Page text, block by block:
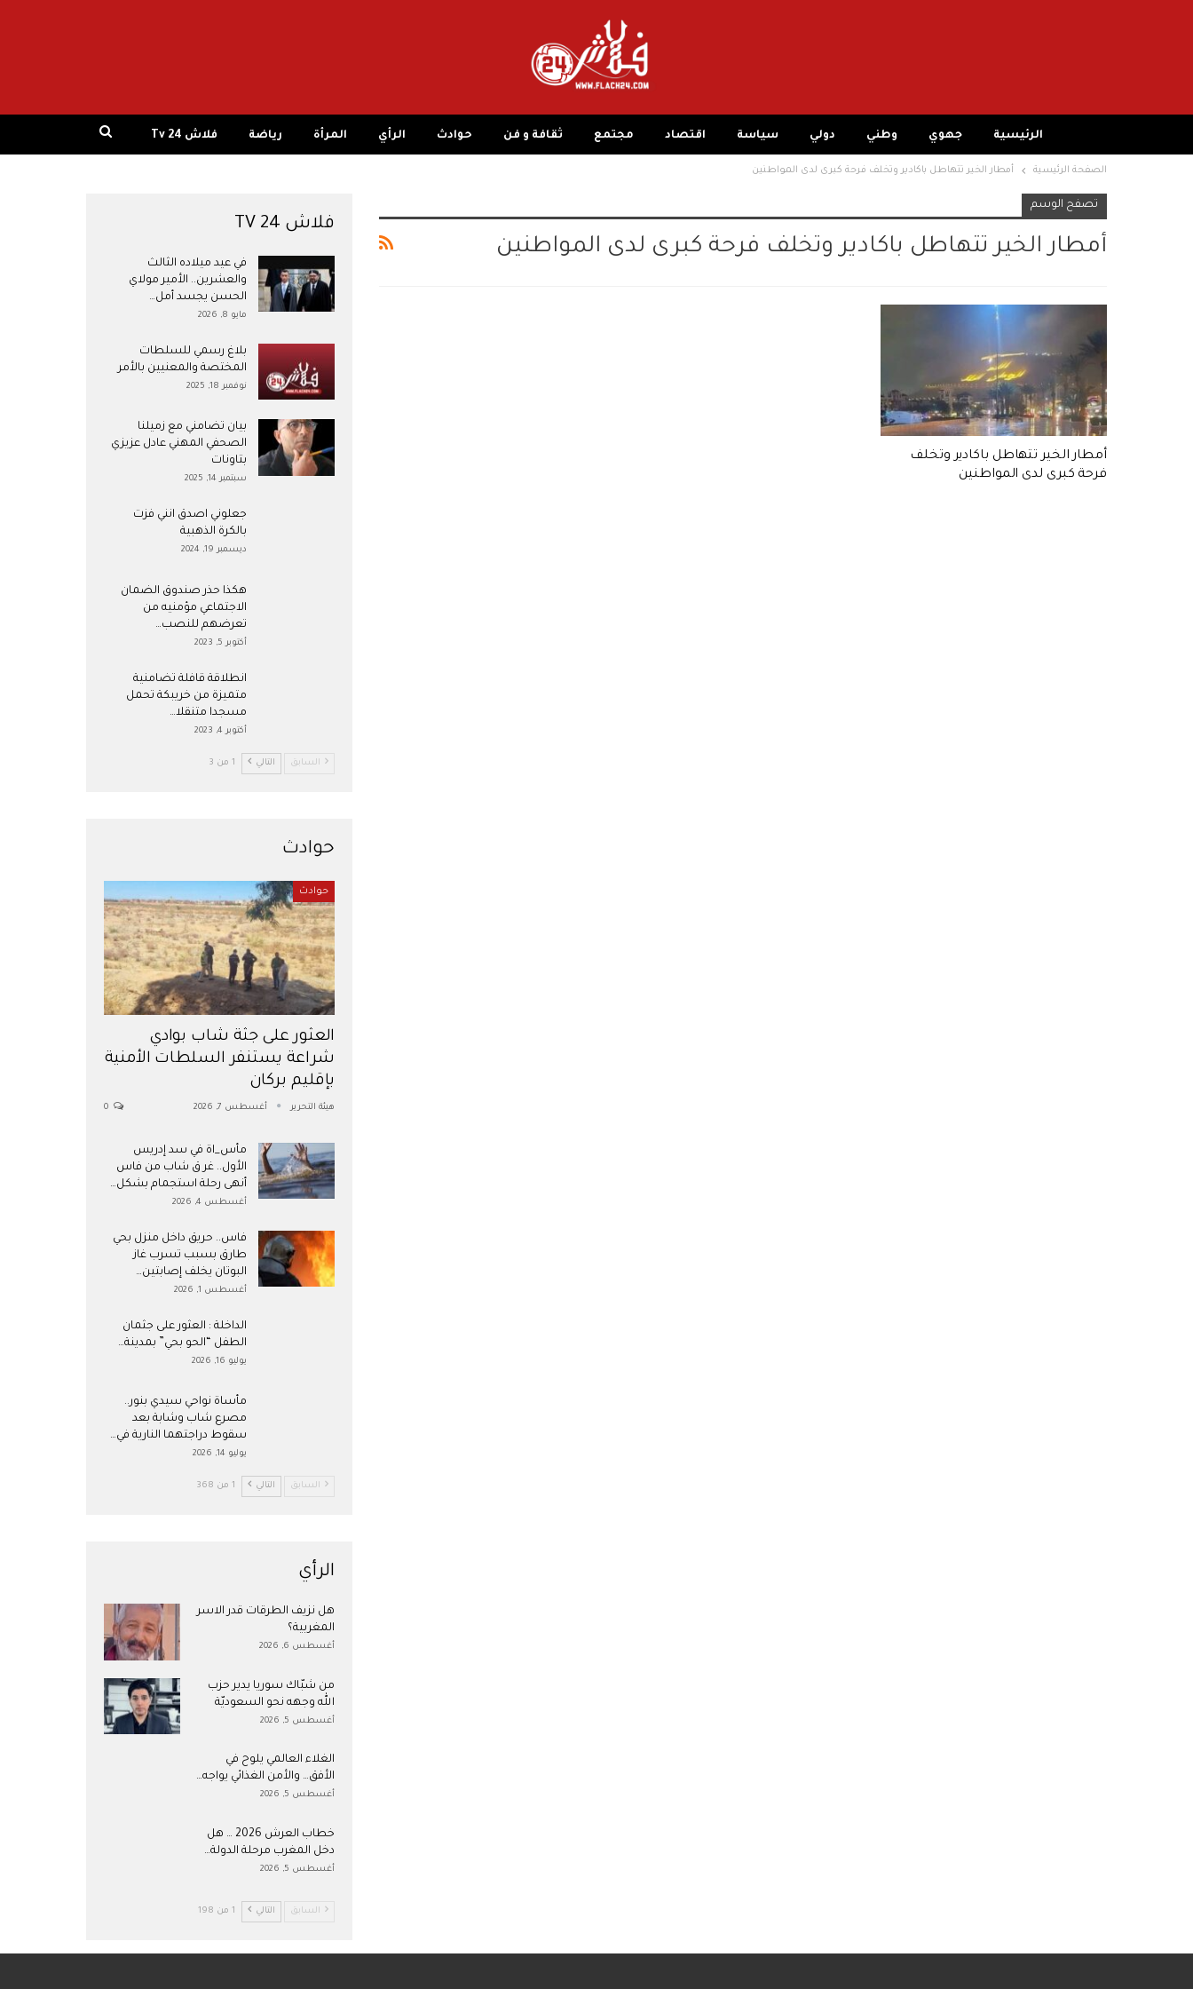
الرئيسية جهوي وطني دولي سياسة اقتصاد مجتمع ثقافة و فن حوادث الرأي المرأة رياضة فلاش 24 Tv
الصفحة الرئيسية أمطار الخير تتهاطل باكادير وتخلف فرحة كبرى لدى المواطنين
تصفح الوسم
أمطار الخير تتهاطل باكادير وتخلف فرحة كبرى لدى المواطنين
أمطار الخير تتهاطل باكادير وتخلف
فرحة كبرى لدى المواطنين
فلاش 24 TV
في عيد ميلاده الثالث
والعشرين.. الأمير مولاي
الحسن يجسد أمل…
مايو 8, 2026
بلاغ رسمي للسلطات
المختصة والمعنيين بالأمر
نوفمبر 18, 2025
بيان تضامني مع زميلنا
الصحفي المهني عادل عزيزي
بتاونات
سبتمبر 14, 2025
جعلوني اصدق انني فزت
بالكرة الذهبية
ديسمبر 19, 2024
هكذا حذر صندوق الضمان
الاجتماعي مؤمنيه من
تعرضهم للنصب…
أكتوبر 5, 2023
انطلاقة قافلة تضامنية
متميزة من خريبكة تحمل
مسجدا متنقلا…
أكتوبر 4, 2023
السابق التالي 1 من 3
حوادث
حوادث
العثور على جثة شاب بوادي
شراعة يستنفر السلطات الأمنية
بإقليم بركان
هيئة التحرير أغسطس 7, 2026
مأس_اة في سد إدريس
الأول.. غر ق شاب من فاس
أنهى رحلة استجمام بشكل…
أغسطس 4, 2026
فاس.. حريق داخل منزل بحي
طارق بسبب تسرب غاز
البوتان يخلف إصابتين…
أغسطس 1, 2026
​الداخلة : العثور على جثمان
الطفل “الحو بحي” بمدينة…
يوليو 16, 2026
مأساة نواحي سيدي بنور..
مصرع شاب وشابة بعد
سقوط دراجتهما النارية في…
يوليو 14, 2026
السابق التالي 1 من 368
الرأي
هل نزيف الطرقات قدر الاسر
المغربية؟
أغسطس 6, 2026
من شبّاك سوريا يدير حزب
الله وجهه نحو السعوديّة
أغسطس 5, 2026
الغلاء العالمي يلوح في
الأفق… والأمن الغذائي يواجه…
أغسطس 5, 2026
خطاب العرش 2026 … هل
دخل المغرب مرحلة الدولة…
أغسطس 5, 2026
السابق التالي 1 من 198